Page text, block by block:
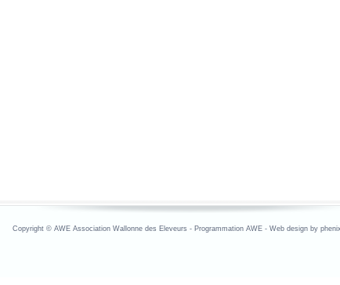
Copyright © AWE Association Wallonne des Eleveurs - Programmation AWE - Web design by